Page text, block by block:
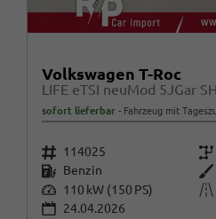
Volkswagen T-Roc
sofort lieferbar Fahrzeug mit
Fahrzeugnr. 114025 Getriebe
Kraftstoff Benzin Außenfarbe
Leistung 110 kW (150 PS) Kilometerstand
24.04.2026